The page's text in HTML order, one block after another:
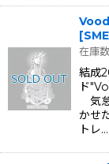
[
在庫
結成
ド
気
かせ
トレ…